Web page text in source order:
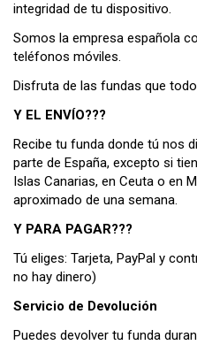
integridad de tu dispositivo.
Somos la empresa española
teléfonos móviles.
Disfruta de las fundas que
Y EL ENVÍO???
Recibe tu funda donde tú nos
parte de España, excepto si
Islas Canarias, en Ceuta o en
aproximado de una semana.
Y PARA PAGAR???
Tú eliges: Tarjeta, PayPal y
no hay dinero)
Servicio de Devolución
Puedes devolver tu funda